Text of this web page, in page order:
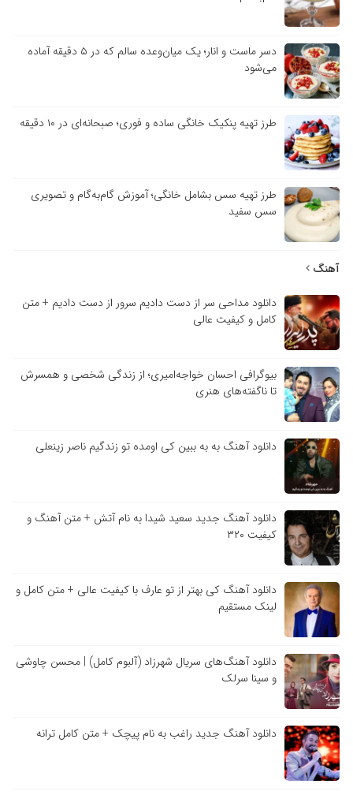
دسر ماست و انار؛ یک میان‌وعده سالم که در ۵ دقیقه آماده
می‌شود
طرز تهیه پنکیک خانگی ساده و فوری؛ صبحانه‌ای در ۱۰ دقیقه
طرز تهیه سس بشامل خانگی؛ آموزش گام‌به‌گام و تصویری
سس سفید
آهنگ
دانلود مداحی سر از دست دادیم سرور از دست دادیم + متن
کامل و کیفیت عالی
بیوگرافی احسان خواجه‌امیری؛ از زندگی شخصی و همسرش
تا ناگفته‌های هنری
دانلود آهنگ به به ببین کی اومده تو زندگیم ناصر زینعلی
دانلود آهنگ جدید سعید شیدا به نام آتش + متن آهنگ و
کیفیت ۳۲۰
دانلود آهنگ کی بهتر از تو عارف با کیفیت عالی + متن کامل و
لینک مستقیم
دانلود آهنگ‌های سریال شهرزاد (آلبوم کامل) | محسن چاوشی
و سینا سرلک
دانلود آهنگ جدید راغب به نام پیچک + متن کامل ترانه